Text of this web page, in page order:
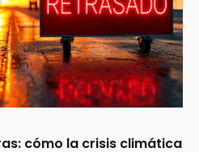
cómo la crisis climática